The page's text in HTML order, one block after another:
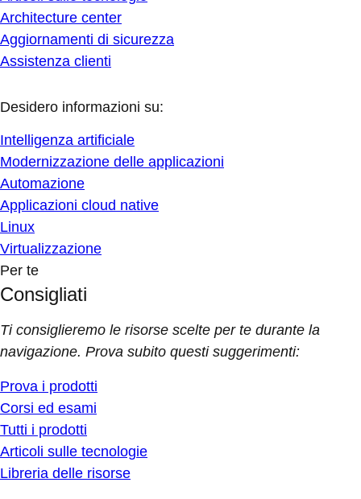
Architecture center
Aggiornamenti di sicurezza
Assistenza clienti
Desidero informazioni su:
Intelligenza artificiale
Modernizzazione delle applicazioni
Automazione
Applicazioni cloud native
Linux
Virtualizzazione
Per te
Consigliati
Ti consiglieremo le risorse scelte per te durante la
navigazione. Prova subito questi suggerimenti:
Prova i prodotti
Corsi ed esami
Tutti i prodotti
Articoli sulle tecnologie
Libreria delle risorse